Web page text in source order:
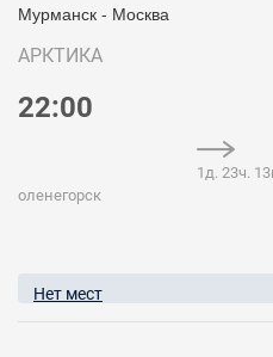
Мурманск - Москва
АРКТИКА
22:00
оленегорск
1д. 23ч.
Нет мест